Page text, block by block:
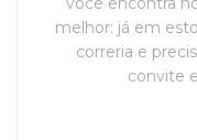
melhor: já em
correria e
convite